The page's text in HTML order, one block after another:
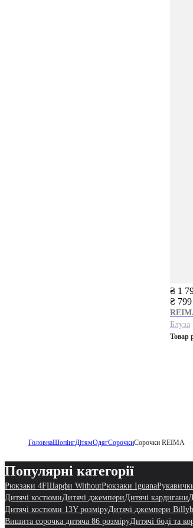
₴ 1
₴ 799
Блуза
Товар
ГоловнаШопінгДітямОдягСорочкиСорочки REIMA
Популярні категорії
Рюкзаки 4FШарфи WithoutРюкзаки Iguana
Дитячі костюмиДитячі джемпериДитячі кардигани
Дитячі костюми 13Y розміруДитячі джемпери
Вишита сорочка дитяча 86 розміруДитячі боді та